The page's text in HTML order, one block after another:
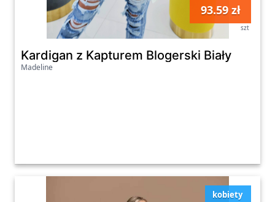
93.59 zł
szt
Kardigan z Kapturem Blogerski Biały
Madeline
kobiety